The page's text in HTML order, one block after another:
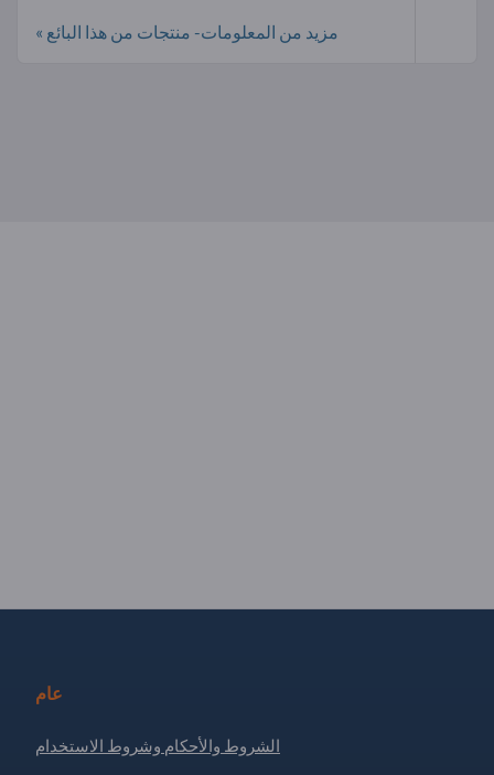
مزيد من المعلومات- منتجات من هذا البائع »
عام
الشروط والأحكام وشروط الاستخدام